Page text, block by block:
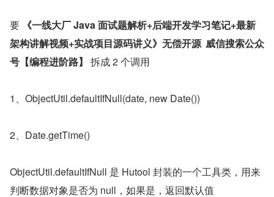
要 《一线大厂 Java 面试题解析+后端开发学习笔记+最新
架构讲解视频+实战项目源码讲义》无偿开源	威信搜索公众
号【编程进阶路】 拆成 2 个调用
1、ObjectUtil.defaultIfNull(date, new Date())
2、Date.getTime()
ObjectUtil.defaultIfNull 是 Hutool 封装的一个工具类，用来
判断数据对象是否为 null，如果是，返回默认值